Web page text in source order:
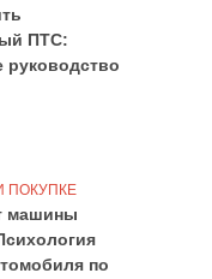
ПТС:
руководство
ПОКУПКЕ
машины
по